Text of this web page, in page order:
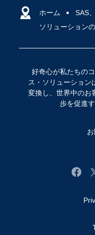
ホーム
SAS
ソリューション
好奇心が私たちの
ス・ソリューション
変換し、世界中のお
歩を促進
ア
クラウ
デ
デジタル・